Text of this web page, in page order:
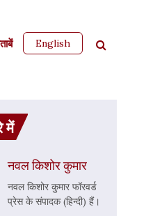
English
में
नवल किशोर कुमार
नवल किशोर कुमार फॉरवर्ड
प्रेस के संपादक (हिन्दी) हैं।